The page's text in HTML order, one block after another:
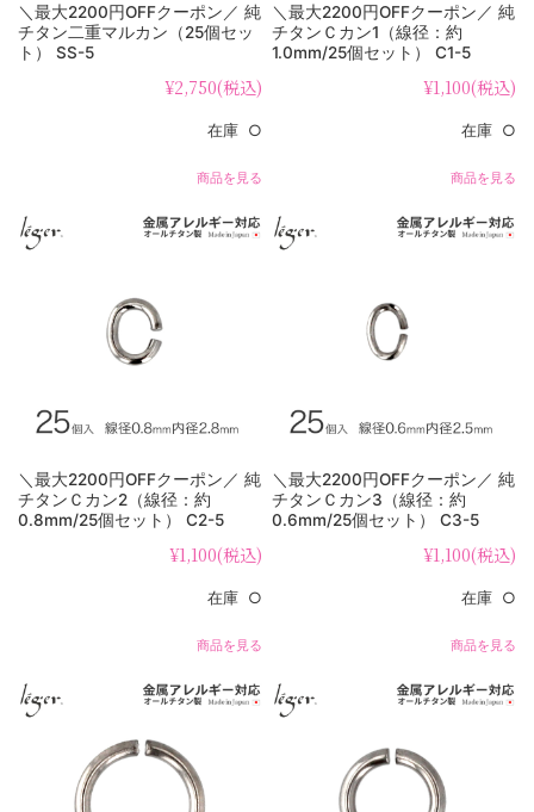
＼最大2200円OFFクーポン／ 純
チタン二重マルカン（25個セッ
ト） SS-5
¥2,750(税込)
在庫 ○
商品を見る
＼最大2200円OFFクーポン／ 純
チタンＣカン1（線径：約
1.0mm/25個セット） C1-5
¥1,100(税込)
在庫 ○
商品を見る
＼最大2200円OFFクーポン／ 純
チタンＣカン2（線径：約
0.8mm/25個セット） C2-5
¥1,100(税込)
在庫 ○
商品を見る
＼最大2200円OFFクーポン／ 純
チタンＣカン3（線径：約
0.6mm/25個セット） C3-5
¥1,100(税込)
在庫 ○
商品を見る